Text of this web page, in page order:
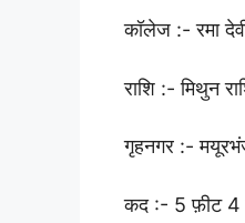
कॉलेज :- रमा
राशि :- मिथुन
गृहनगर :-
कद :- 5 फ़ीट 4